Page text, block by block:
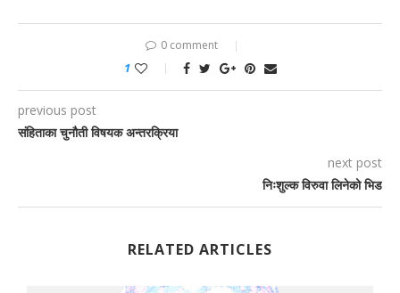
0 comment
1
previous post
संहिताका चुनौती विषयक अन्तरक्रिया
next post
निःशुल्क विरुवा लिनेको भिड
RELATED ARTICLES